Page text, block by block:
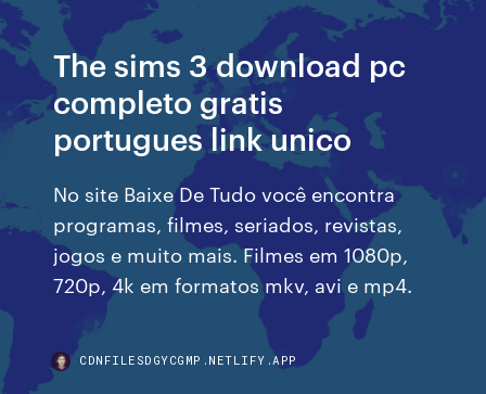
The sims 3 download pc
completo gratis
portugues link unico
No site Baixe De Tudo você encontra
programas, filmes, seriados, revistas,
jogos e muito mais. Filmes em 1080p,
720p, 4k em formatos mkv, avi e mp4.
CDNFILESDGYCGMP.NETLIFY.APP